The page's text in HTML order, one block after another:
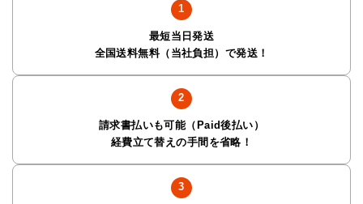
最短当日発送
全国送料無料（当社負担）で発送！
請求書払いも可能（Paid後払い）
経費立て替えの手間を省略！